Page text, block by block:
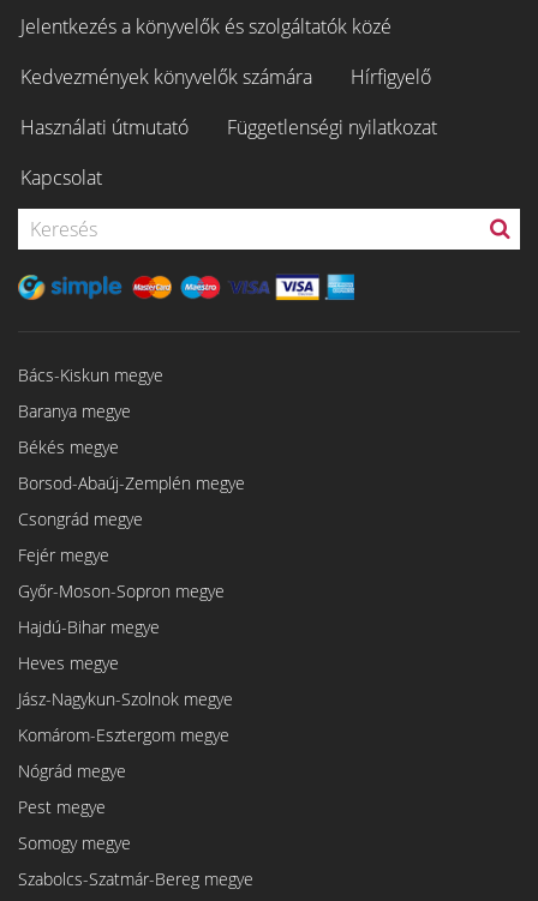
Jelentkezés a könyvelők és szolgáltatók közé
Kedvezmények könyvelők számára
Hírfigyelő
Használati útmutató
Függetlenségi nyilatkozat
Kapcsolat
Bács-Kiskun megye
Baranya megye
Békés megye
Borsod-Abaúj-Zemplén megye
Csongrád megye
Fejér megye
Győr-Moson-Sopron megye
Hajdú-Bihar megye
Heves megye
Jász-Nagykun-Szolnok megye
Komárom-Esztergom megye
Nógrád megye
Pest megye
Somogy megye
Szabolcs-Szatmár-Bereg megye